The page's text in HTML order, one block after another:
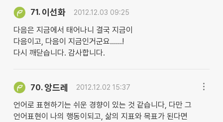
71. 이선화 2012.12.03 09:25
다음은 지금에서 태어나니 결국 지금이
다음이고, 다음이 지금인거군요......!
다시 깨닫습니다. 감사합니다.
70. 앙드레 2012.12.02 15:37
언어로 표현하기는 쉬운 경향이 있는 것 같습니다, 다만 그
언어표현이 나의 행동이되고, 삶의 지표와 목표가 된다면